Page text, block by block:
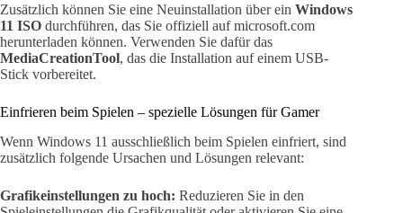
Zusätzlich können Sie eine Neuinstallation über ein Windows
11 ISO durchführen, das Sie offiziell auf microsoft.com
herunterladen können. Verwenden Sie dafür das
MediaCreationTool, das die Installation auf einem USB-
Stick vorbereitet.
Einfrieren beim Spielen – spezielle Lösungen für Gamer
Wenn Windows 11 ausschließlich beim Spielen einfriert, sind
zusätzlich folgende Ursachen und Lösungen relevant:
Grafikeinstellungen zu hoch: Reduzieren Sie in den